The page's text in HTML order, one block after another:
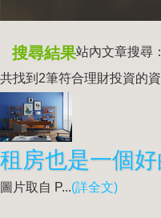
搜尋結果站內文章搜尋
共找到2筆符合理財投資的
租房也是一個
圖片取自 P...(詳全文)